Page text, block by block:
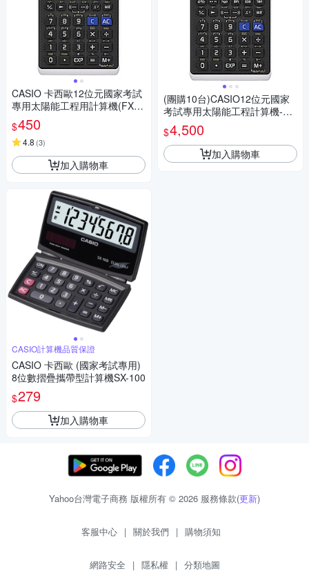
CASIO 卡西歐12位元國家考試
專用太陽能工程用計算機(FX-8
2SOLARII)
$450
4.8 (3)
加入購物車
CASIO計算機品質保證
CASIO 卡西歐 (國家考試專用)
8位數摺疊攜帶型計算機SX-100
$279
加入購物車
(團購10台)CASIO12位元國家
考試專用太陽能工程計算機-FX
-82SOLARII
$4,500
加入購物車
Yahoo台灣電子商務 版權所有 © 2026 服務條款(更新)
客服中心 | 關於我們 | 購物須知
網路安全 | 隱私權 | 分類地圖